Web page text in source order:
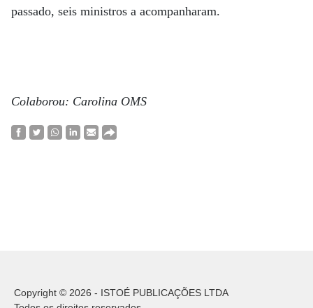
passado, seis ministros a acompanharam.
Colaborou: Carolina OMS
Copyright © 2026 - ISTOÉ PUBLICAÇÕES LTDA